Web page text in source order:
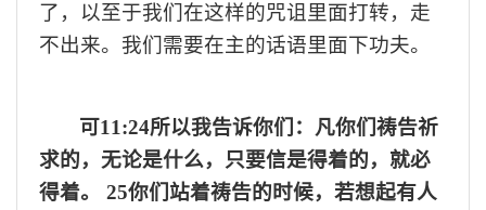
了，以至于我们在这样的咒诅 里面打转， 走
不出来。我们需要在主的话语里面下功夫。
可11:24所以我告诉你们：凡你们祷告祈
求的，无论是什么，只要信是得着的，就必
得着。
25你们站着祷告的时候，若想起有人